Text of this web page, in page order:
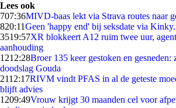
Lees ook
707:36MIVD-baas lekt via Strava routes naar
820:11Geen 'happy end' bij seksdate via
3519:57XR blokkeert A12 ruim twee uur,
aanhouding
1212:28Broer 135 keer gestoken en gesneden:
doodslag Gouda
2112:17RIVM vindt PFAS in al de geteste
blijft advies
1209:49Vrouw krijgt 30 maanden cel voor